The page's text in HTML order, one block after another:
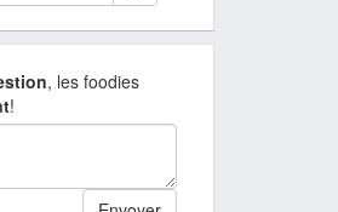
, les foodies
!